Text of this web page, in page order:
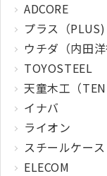
ADCORE
プラス（PLUS)
ウチダ（内田洋
TOYOSTEEL
天童木工（
イナバ
ライオン
スチールケー
ELECOM